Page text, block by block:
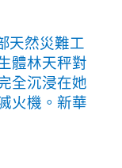
天然災難工
體林天秤對
全沉浸在她
火機。新華